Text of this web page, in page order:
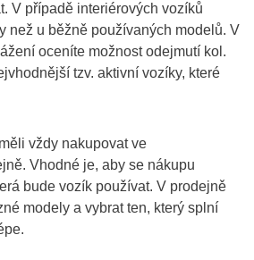
V případě interiérových vozíků
než u běžně používaných modelů. V
oceníte možnost odejmutí kol.
tzv. aktivní vozíky, které
vždy nakupovat ve
Vhodné je, aby se nákupu
bude vozík používat. V prodejně
modely a vybrat ten, který splní